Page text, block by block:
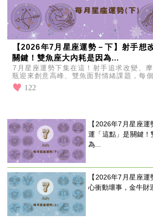
【2026年7月星座運勢－下】射手想
關鍵！雙魚座大內耗是因為...
7月星座運勢下集在這！射手追求改變、
瓶迎來創意高峰、雙魚面對情緒課題，每
尋找更適合自己的方向與生活節奏。
122
【2026年7月星座
運「這點」是關鍵！
為...
【2026年7月星座
心衝動壞事，金牛財